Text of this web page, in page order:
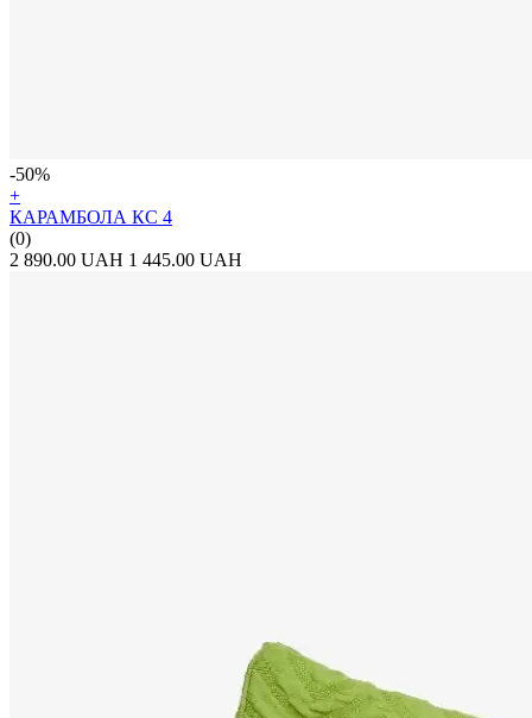
-50%
+
КАРАМБОЛА КС 4
(0)
2 890.00 UAH 1 445.00 UAH